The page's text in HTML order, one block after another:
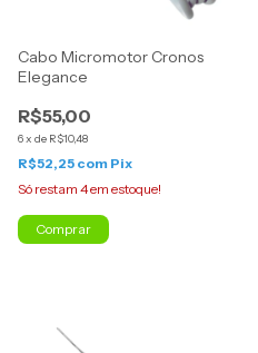
Cabo Micromotor Cronos
Elegance
R$55,00
6x de R$10,48
R$52,25 com Pix
Só restam 4em estoque!